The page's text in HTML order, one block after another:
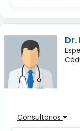
Consultorios